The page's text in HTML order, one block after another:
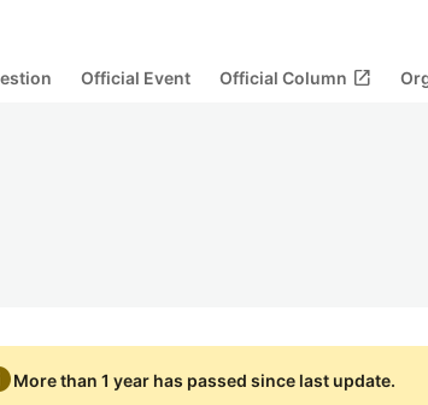
Official Event Official Column open_in_new
More than 1 year has passed since last update.